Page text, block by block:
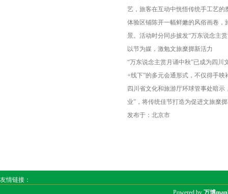
艺，旅客在互动中恍悟传统手工艺的
体验区铺陈开一幅鲜嫩的风俗画卷，
景。活动时分同步披发“万东说念主
以节为媒，激勉文旅糜掷新活力
“万东说念主赏月诵中秋”已成为四川
+线下”的多元会通形式，不仅得手
四川省文化和旅游厅环球管事处暗
业”，将传统佳节打造为促进文旅糜
发布于：北京市
友情链接：
Powered by 万博